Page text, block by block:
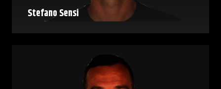
Stefano Sensi